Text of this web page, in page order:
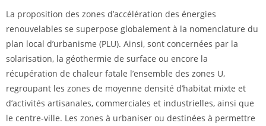
La proposition des zones d’accélération des énergies
renouvelables se superpose globalement à la nomenclature du
plan local d’urbanisme (PLU). Ainsi, sont concernées par la
solarisation, la géothermie de surface ou encore la
récupération de chaleur fatale l’ensemble des zones U,
regroupant les zones de moyenne densité d’habitat mixte et
d’activités artisanales, commerciales et industrielles, ainsi que
le centre-ville. Les zones à urbaniser ou destinées à permettre